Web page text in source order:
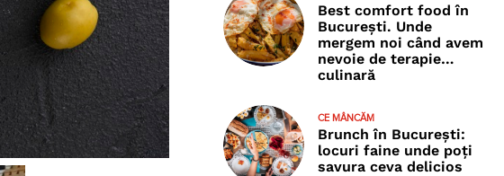
Best comfort food în
București. Unde
mergem noi când avem
nevoie de terapie…
culinară
CE MÂNCĂM
Brunch în București:
locuri faine unde poţi
savura ceva delicios